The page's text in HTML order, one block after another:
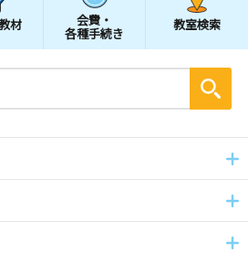
材 会費・
各種手続き
教室検索